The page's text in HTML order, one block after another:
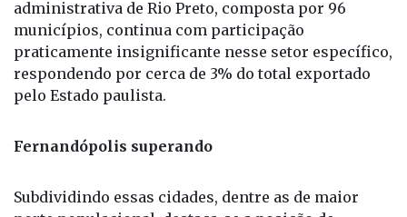
respondendo por cerca de 3% do total exportado
pelo Estado paulista.
Fernandópolis superando
Subdividindo essas cidades, dentre as de maior
outras na região.